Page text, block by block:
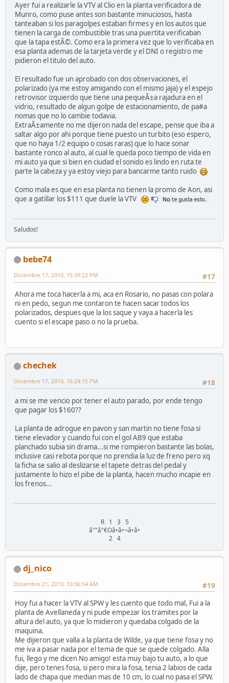
Ayer fui a realizarle la VTV al Clio en la planta verificadora de
Munro, como puse antes son bastante minuciosos, hasta
tanteaban si los paragolpes estaban firmes y en los autos que
tienen la carga de combustible tras una puertita verificaban
que la tapa estÃ©. Como era la primera vez que lo verificaba en
esa planta ademas de la tarjeta verde y el DNI o registro me
pidieron el titulo del auto.
El resultado fue un aprobado con dos observaciones, el
polarizado (ya me estoy amigando con el mismo jaja) y el espejo
retrovisor izquierdo que tiene una pequeÃ±a rajadura en el
vidrio, resultado de algun golpe de estacionamiento, de pa#a
nomas que no lo cambie todavia.
ExtraÃ±amente no me dijeron nada del escape, pense que iba a
saltar algo por ahi porque tiene puesto un turbito (eso espero,
que no haya 1/2 equipo o cosas raras) que lo hace sonar
bastante ronco al auto, al cual le queda poco tiempo de vida en
mi auto ya que si bien en ciudad el sonido es lindo en ruta te
parte la cabeza y ya estoy viejo para bancarme tanto ruido
Como mala es que en esa planta no tienen la promo de Aon, asi
que a gatillar los $111 que duele la VTV
Saludos!
bebe74
#17
Diciembre 17, 2010, 15:39:22 PM
Ahora me toca hacerla a mi, aca en Rosario, no pasas con polara
ni en pedo, segun me contaron te hacen sacar todos los
polarizados, despues que la los saque y vaya a hacerla les
cuento si el escape paso o no la prueba.
chechek
#18
Diciembre 17, 2010, 16:24:15 PM
a mi se me vencio por tener el auto parado, por ende tengo
que pagar los $160??
La planta de adrogue en pavon y san martin no tiene fosa si
tiene elevador y cuando fui con el gol AB9 que estaba
planchado subia sin drama...si me rompieron bastante las bolas,
inclusive casi rebota porque no prendia la luz de freno pero xq
la ficha se salio al deslizarse el tapete detras del pedal y
justamente lo hizo el pibe de la planta, hacen mucho incapie en
los frenos...
R 1 3 5
â""â"€Oâ•â•¬â•â•
2 4
dj_nico
#19
Diciembre 21, 2010, 10:36:54 AM
Hoy fui a hacer la VTV al SPW y les cuento que todo mal, Fui a la
planta de Avellaneda y ni pude empezar los tramites por la
altura del auto, ya que lo midieron y quedaba colgado de la
maquina.
Me dijieron que valla a la planta de Wilde, ya que tiene fosa y no
me iva a pasar nada por el tema de que se quede colgado. Alla
fui, llego y me dicen No amigo! esta muy bajo tu auto, a lo que
dije, pero tenes fosa, si pero mira la fosa, tenia 2 labios de cada
lado de chapa que median mas de 10 cm, lo cual no pasa el SPW.